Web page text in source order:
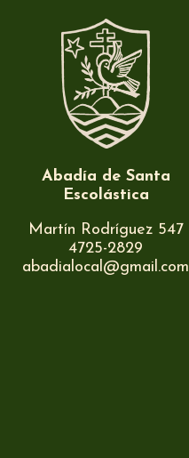
Abadía de Santa
Escolástica
Martín Rodríguez 547
4725-2829
abadialocal@gmail.com